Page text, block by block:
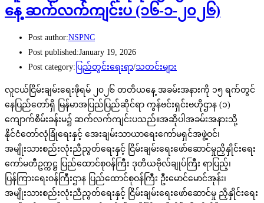
နေ့ ဆက်လက်ကျင်းပ (၁၆-၁-၂၀၂၆)
Post author:NSPNC
Post published:January 19, 2026
Post category: ပြည်တွင်းရေးရာ/သတင်းများ
လူငယ်ငြိမ်းချမ်းရေးဖိုရမ် ၂၀၂၆ တတိယနေ့ အခမ်းအနားကို ၁၅ ရက်တွင်
နေပြည်တော်ရှိ မြန်မာအပြည်ပြည်ဆိုင်ရာ ကွန်ဗင်းရှင်းဗဟိုဌာန (၁)
ကျောက်စိမ်းခန်းမ၌ ဆက်လက်ကျင်းပသည်။အဆိုပါအခမ်းအနားသို့
နိုင်ငံတော်လုံခြုံရေးနှင့် အေးချမ်းသာယာရေးကော်မရှင်အဖွဲ့ဝင်၊
အမျိုးသားစည်းလုံးညီညွတ်ရေးနှင့် ငြိမ်းချမ်းရေးဖော်ဆောင်မှုညှိနှိုင်းရေး
ကော်မတီဥက္ကဋ္ဌ ပြည်ထောင်စုဝန်ကြီး ဒုတိယဗိုလ်ချုပ်ကြီး ရာပြည့်၊
ပြန်ကြားရေးဝန်ကြီးဌာန ပြည်ထောင်စုဝန်ကြီး ဦးမောင်မောင်အုန်း၊
အမျိုးသားစည်းလုံးညီညွတ်ရေးနှင့် ငြိမ်းချမ်းရေးဖော်ဆောင်မှု ညှိနှိုင်းရေး